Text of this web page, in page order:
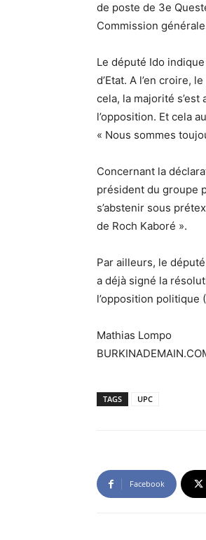
de poste de 3e
Commission
Le député Ido
d’Etat. A l’en croire,
cela, la majorité
l’opposition. Et cela
« Nous sommes
Concernant la
président du groupe
s’abstenir sous
de Roch Kaboré ».
Par ailleurs, le
a déjà signé la
l’opposition politique
Mathias Lompo
TAGS UPC
Facebook